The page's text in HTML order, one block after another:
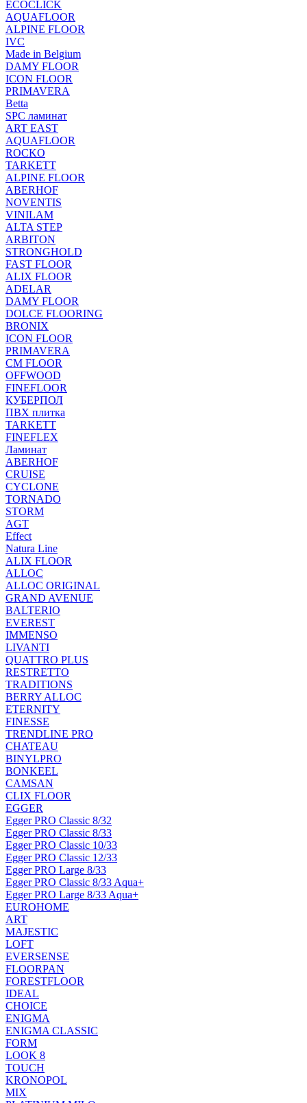
ECOCLICK
AQUAFLOOR
ALPINE FLOOR
IVC
Made in Belgium
DAMY FLOOR
ICON FLOOR
PRIMAVERA
Betta
SPC ламинат
ART EAST
AQUAFLOOR
ROCKO
TARKETT
ALPINE FLOOR
ABERHOF
NOVENTIS
VINILAM
ALTA STEP
ARBITON
STRONGHOLD
FAST FLOOR
ALIX FLOOR
ADELAR
DAMY FLOOR
DOLCE FLOORING
BRONIX
ICON FLOOR
PRIMAVERA
CM FLOOR
OFFWOOD
FINEFLOOR
КУБЕРПОЛ
ПВХ плитка
TARKETT
FINEFLEX
Ламинат
ABERHOF
CRUISE
CYCLONE
TORNADO
STORM
AGT
Effect
Natura Line
ALIX FLOOR
ALLOC
ALLOC ORIGINAL
GRAND AVENUE
BALTERIO
EVEREST
IMMENSO
LIVANTI
QUATTRO PLUS
RESTRETTO
TRADITIONS
BERRY ALLOC
ETERNITY
FINESSE
TRENDLINE PRO
CHATEAU
BINYLPRO
BONKEEL
CAMSAN
CLIX FLOOR
EGGER
Egger PRO Classic 8/32
Egger PRO Classic 8/33
Egger PRO Classic 10/33
Egger PRO Classic 12/33
Egger PRO Large 8/33
Egger PRO Classic 8/33 Aqua+
Egger PRO Large 8/33 Aqua+
EUROHOME
ART
MAJESTIC
LOFT
EVERSENSE
FLOORPAN
FORESTFLOOR
IDEAL
CHOICE
ENIGMA
ENIGMA CLASSIC
FORM
LOOK 8
TOUCH
KRONOPOL
MIX